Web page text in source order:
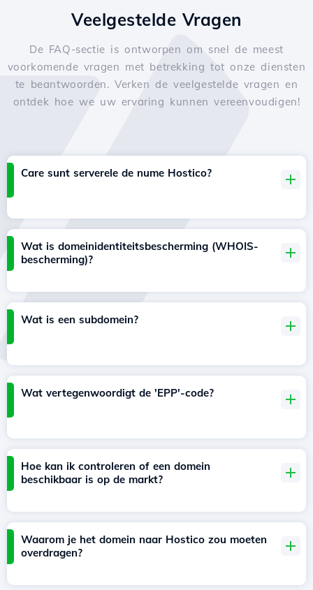
Veelgestelde Vragen
De FAQ-sectie is ontworpen om snel de meest
voorkomende vragen met betrekking tot onze diensten
te beantwoorden. Verken de veelgestelde vragen en
ontdek hoe we uw ervaring kunnen vereenvoudigen!
Care sunt serverele de nume Hostico?
Wat is domeinidentiteitsbescherming (WHOIS-
bescherming)?
Wat is een subdomein?
Wat vertegenwoordigt de 'EPP'-code?
Hoe kan ik controleren of een domein
beschikbaar is op de markt?
Waarom je het domein naar Hostico zou moeten
overdragen?